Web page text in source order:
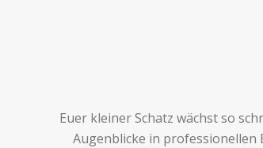
Euer kleiner Schatz wächst so
Augenblicke in